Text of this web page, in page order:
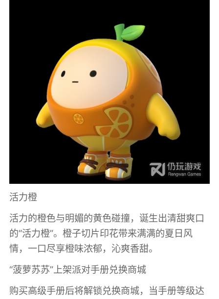
活力橙
活力的橙色与明媚的黄色碰撞，诞生出清甜爽口
的“活力橙”。橙子切片印花带来满满的夏日风
情，一口尽享橙味浓郁，沁爽香甜。
“菠萝苏苏”上架派对手册兑换商城
购买高级手册后将解锁兑换商城，当手册等级达